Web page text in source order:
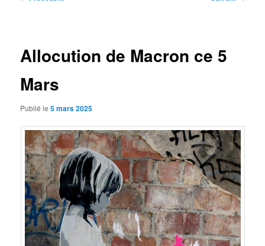
Allocution de Macron ce 5
Mars
Publié le5 mars 2025